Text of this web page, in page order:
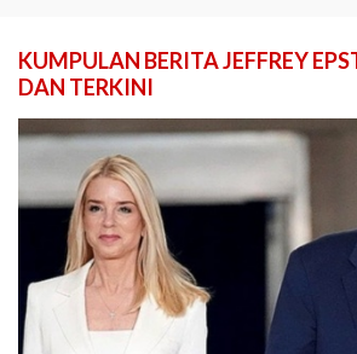
KUMPULAN BERITA JEFFREY
DAN TERKINI